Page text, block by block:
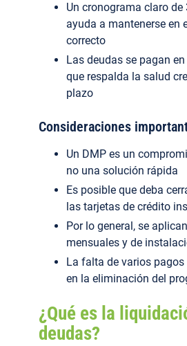
Un cronograma claro de
ayuda a mantenerse en
correcto
Las deudas se pagan
que respalda la salud
plazo
Consideraciones
Un DMP es un
no una solución rápida
Es posible que deba
las tarjetas de crédito
Por lo general, se
mensuales y de
La falta de varios
en la eliminación del
¿Qué es la
deudas?